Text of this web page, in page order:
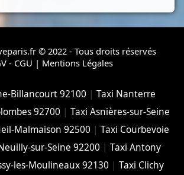
© 2022 - Tous droits réservés
- CGU | Mentions Légales
Billancourt 92100 |Taxi Nanterre
92700 | Taxi Asnières-sur-Seine
Malmaison 92500 |Taxi Courbevoie
sur-Seine 92200 |Taxi Antony
les-Moulineaux 92130 |Taxi Clichy